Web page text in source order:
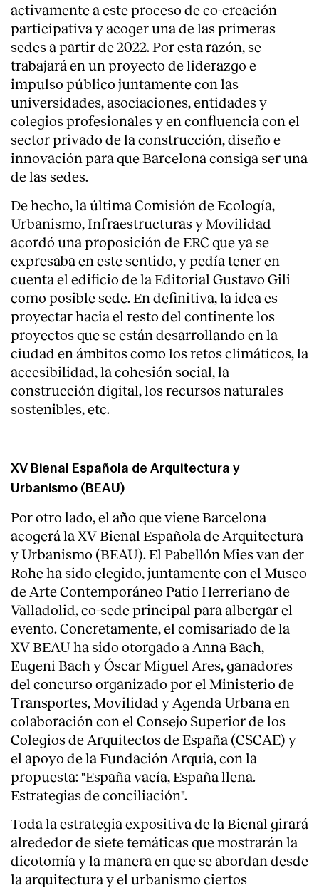
activamente a este proceso de co-creación
participativa y acoger una de las primeras
sedes a partir de 2022. Por esta razón, se
trabajará en un proyecto de liderazgo e
impulso público juntamente con las
universidades, asociaciones, entidades y
colegios profesionales y en confluencia con el
sector privado de la construcción, diseño e
innovación para que Barcelona consiga ser una
de las sedes.
De hecho, la última Comisión de Ecología,
Urbanismo, Infraestructuras y Movilidad
acordó una proposición de ERC que ya se
expresaba en este sentido, y pedía tener en
cuenta el edificio de la Editorial Gustavo Gili
como posible sede. En definitiva, la idea es
proyectar hacia el resto del continente los
proyectos que se están desarrollando en la
ciudad en ámbitos como los retos climáticos, la
accesibilidad, la cohesión social, la
construcción digital, los recursos naturales
sostenibles, etc.
XV Bienal Española de Arquitectura y
Urbanismo (BEAU)
Por otro lado, el año que viene Barcelona
acogerá la XV Bienal Española de Arquitectura
y Urbanismo (BEAU). El Pabellón Mies van der
Rohe ha sido elegido, juntamente con el Museo
de Arte Contemporáneo Patio Herreriano de
Valladolid, co-sede principal para albergar el
evento. Concretamente, el comisariado de la
XV BEAU ha sido otorgado a Anna Bach,
Eugeni Bach y Óscar Miguel Ares, ganadores
del concurso organizado por el Ministerio de
Transportes, Movilidad y Agenda Urbana en
colaboración con el Consejo Superior de los
Colegios de Arquitectos de España (CSCAE) y
el apoyo de la Fundación Arquia, con la
propuesta: "España vacía, España llena.
Estrategias de conciliación".
Toda la estrategia expositiva de la Bienal girará
alrededor de siete temáticas que mostrarán la
dicotomía y la manera en que se abordan desde
la arquitectura y el urbanismo ciertos